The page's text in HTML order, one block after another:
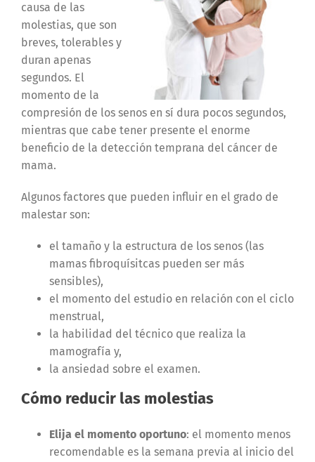
causa de las
molestias, que son
breves, tolerables y
duran apenas
segundos. El
momento de la
compresión de los senos en sí dura pocos segundos,
mientras que cabe tener presente el enorme
beneficio de la detección temprana del cáncer de
mama.
Algunos factores que pueden influir en el grado de
malestar son:
el tamaño y la estructura de los senos (las
mamas fibroquísitcas pueden ser más
sensibles),
el momento del estudio en relación con el ciclo
menstrual,
la habilidad del técnico que realiza la
mamografía y,
la ansiedad sobre el examen.
Cómo reducir las molestias
Elija el momento oportuno: el momento menos
recomendable es la semana previa al inicio del